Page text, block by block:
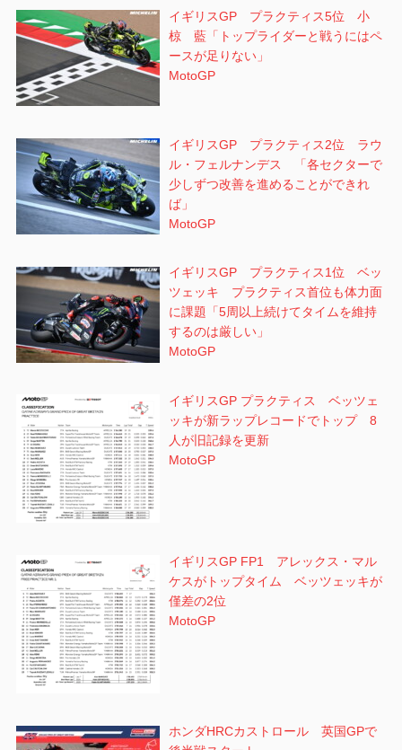
イギリスGP プラクティス5位 小
椋 藍「トップライダーと戦うにはペ
ースが足りない」
MotoGP
イギリスGP プラクティス2位 ラウ
ル・フェルナンデス 「各セクターで
少しずつ改善を進めることができれ
ば」
MotoGP
イギリスGP プラクティス1位 ベッ
ツェッキ プラクティス首位も体力面
に課題「5周以上続けてタイムを維持
するのは厳しい」
MotoGP
イギリスGP プラクティス ベッツェ
ッキが新ラップレコードでトップ 8
人が旧記録を更新
MotoGP
イギリスGP FP1 アレックス・マル
ケスがトップタイム ベッツェッキが
僅差の2位
MotoGP
ホンダHRCカストロール 英国GPで